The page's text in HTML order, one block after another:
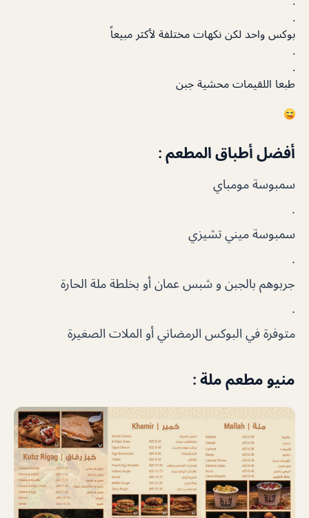
.
بوكس واحد لكن نكهات مختلفة لأكثر مبيعاً
.
.
طبعا اللقيمات محشية جبن
أفضل أطباق المطعم :
سمبوسة مومباي
.
سمبوسة ميني تشيزي
.
جربوهم بالجبن و شبس عمان أو بخلطة ملة الحارة
.
متوفرة في البوكس الرمضاني أو الملات الصغيرة
منيو مطعم ملة :